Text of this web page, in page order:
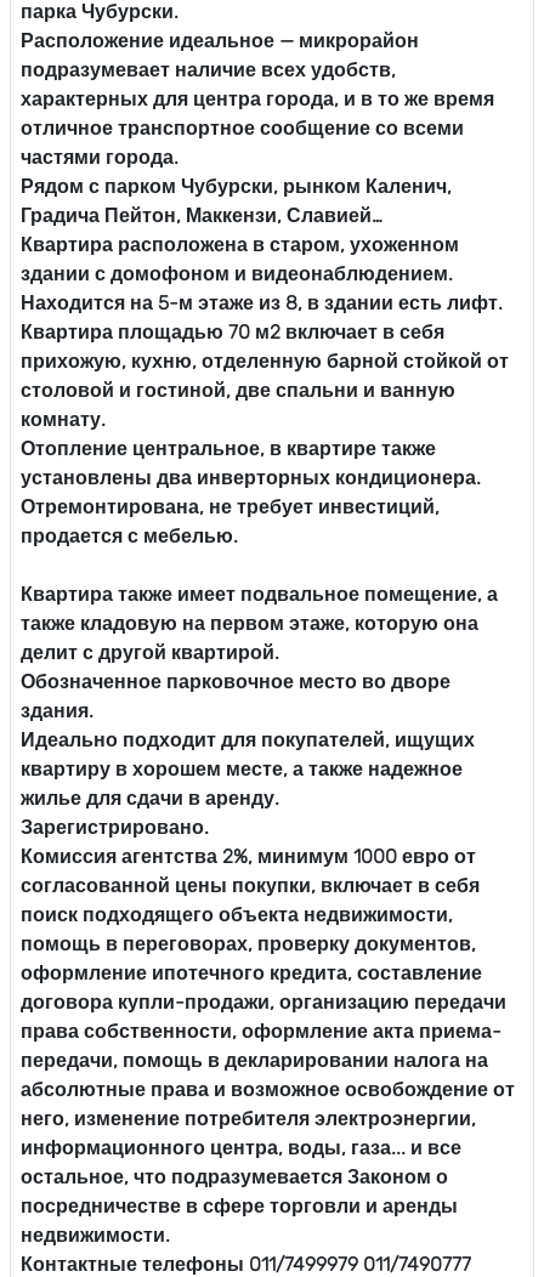
парка Чубурски.
Расположение идеальное — микрорайон
подразумевает наличие всех удобств,
характерных для центра города, и в то же время
отличное транспортное сообщение со всеми
частями города.
Рядом с парком Чубурски, рынком Каленич,
Градича Пейтон, Маккензи, Славией…
Квартира расположена в старом, ухоженном
здании с домофоном и видеонаблюдением.
Находится на 5-м этаже из 8, в здании есть лифт.
Квартира площадью 70 м2 включает в себя
прихожую, кухню, отделенную барной стойкой от
столовой и гостиной, две спальни и ванную
комнату.
Отопление центральное, в квартире также
установлены два инверторных кондиционера.
Отремонтирована, не требует инвестиций,
продается с мебелью.
Квартира также имеет подвальное помещение, а
также кладовую на первом этаже, которую она
делит с другой квартирой.
Обозначенное парковочное место во дворе
здания.
Идеально подходит для покупателей, ищущих
квартиру в хорошем месте, а также надежное
жилье для сдачи в аренду.
Зарегистрировано.
Комиссия агентства 2%, минимум 1000 евро от
согласованной цены покупки, включает в себя
поиск подходящего объекта недвижимости,
помощь в переговорах, проверку документов,
оформление ипотечного кредита, составление
договора купли-продажи, организацию передачи
права собственности, оформление акта приема-
передачи, помощь в декларировании налога на
абсолютные права и возможное освобождение от
него, изменение потребителя электроэнергии,
информационного центра, воды, газа... и все
остальное, что подразумевается Законом о
посредничестве в сфере торговли и аренды
недвижимости.
Контактные телефоны 011/7499979 011/7490777